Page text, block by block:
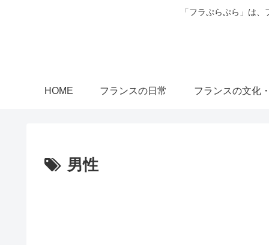
「フラぷらぷら」は
HOME フランスの日常 フランスの文化
男性